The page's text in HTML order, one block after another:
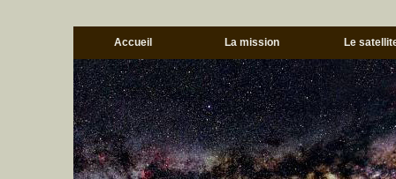
Accueil La mission Le